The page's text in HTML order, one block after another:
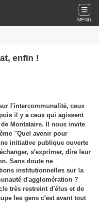
MENU
enfin !
l'intercommunalité, ceux
il y a ceux qui agissent
Montataire. Il nous invite
"Quel avenir pour
initiative publique ouverte
s'exprimer, dire leur
Sans doute ne
institutionnelles sur la
d'agglomération ?
très restreint d'élus et de
les gens c'est avant tout